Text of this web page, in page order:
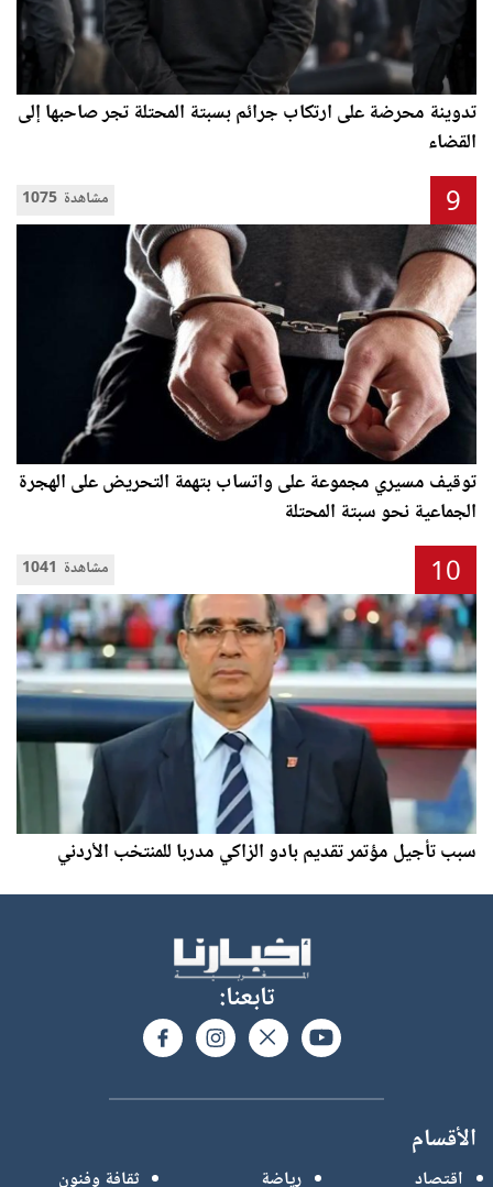
تدوينة محرضة على ارتكاب جرائم بسبتة المحتلة تجر صاحبها إلى
القضاء
1075 مشاهدة 9
توقيف مسيري مجموعة على واتساب بتهمة التحريض على الهجرة
الجماعية نحو سبتة المحتلة
1041 مشاهدة 10
سبب تأجيل مؤتمر تقديم بادو الزاكي مدربا للمنتخب الأردني
تابعنا:
الأقسام
ثقافة وفنون رياضة اقتصاد